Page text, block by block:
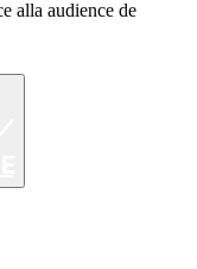
alla audience de